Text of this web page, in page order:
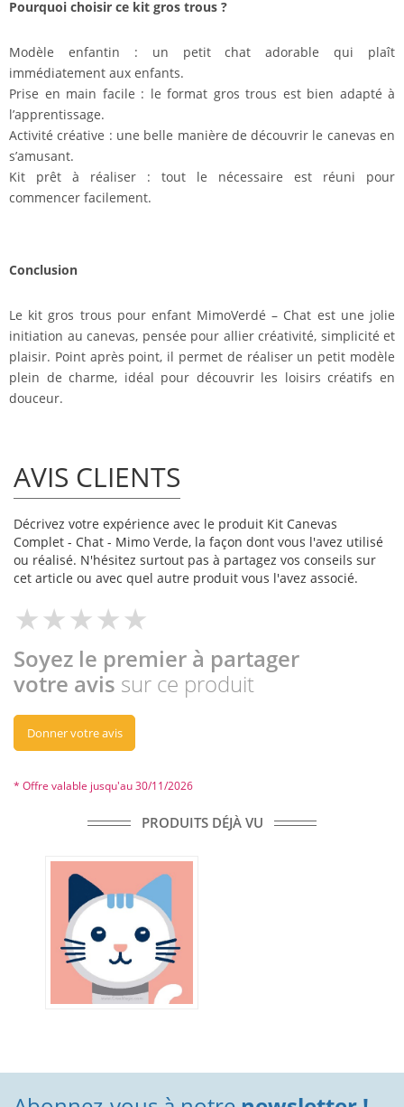
Pourquoi choisir ce kit gros trous ?
Modèle enfantin : un petit chat adorable qui plaît
immédiatement aux enfants.
Prise en main facile : le format gros trous est bien adapté à
l’apprentissage.
Activité créative : une belle manière de découvrir le canevas en
s’amusant.
Kit prêt à réaliser : tout le nécessaire est réuni pour
commencer facilement.
Conclusion
Le kit gros trous pour enfant MimoVerdé – Chat est une jolie
initiation au canevas, pensée pour allier créativité, simplicité et
plaisir. Point après point, il permet de réaliser un petit modèle
plein de charme, idéal pour découvrir les loisirs créatifs en
douceur.
AVIS CLIENTS
Décrivez votre expérience avec le produit Kit Canevas
Complet - Chat - Mimo Verde, la façon dont vous l'avez utilisé
ou réalisé. N'hésitez surtout pas à partagez vos conseils sur
cet article ou avec quel autre produit vous l'avez associé.
Soyez le premier à partager
votre avis sur ce produit
Donner votre avis
* Offre valable jusqu'au 30/11/2026
PRODUITS DÉJÀ VU